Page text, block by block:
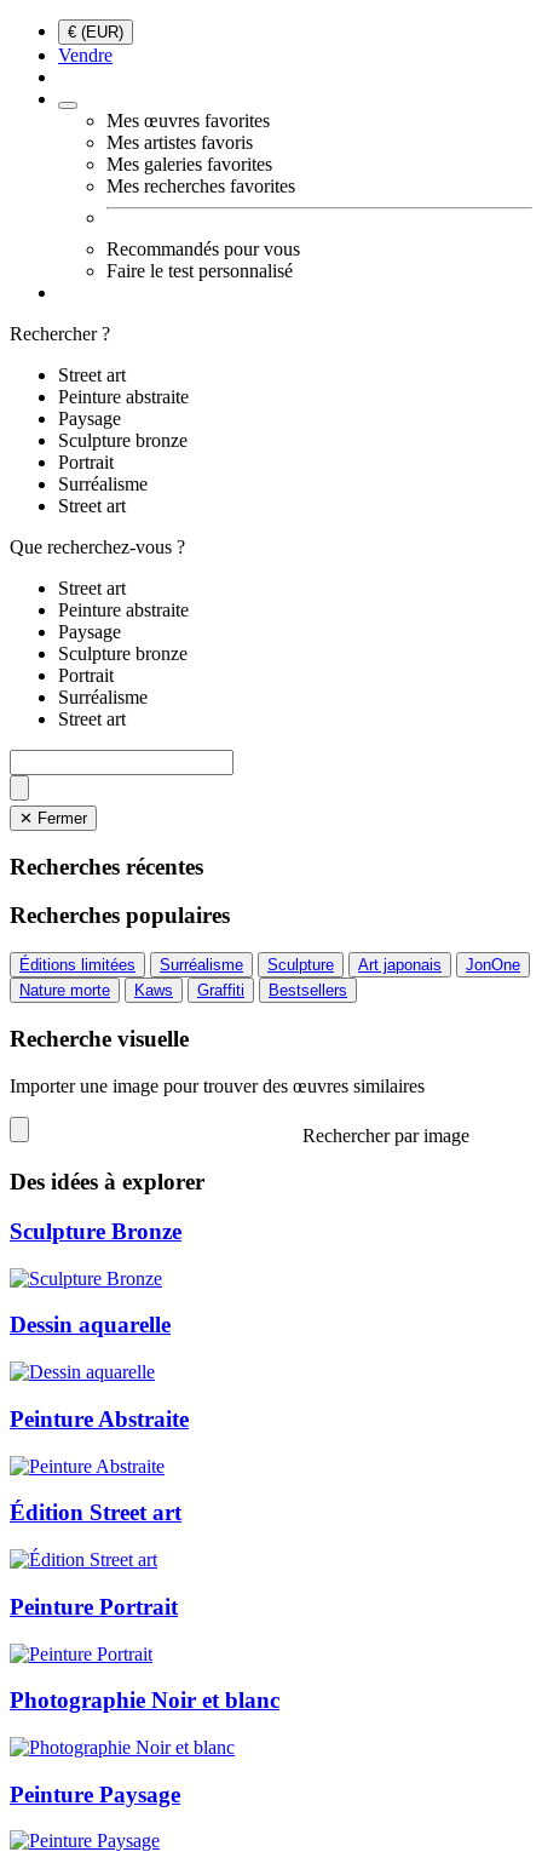
€ (EUR)
Vendre
Mes œuvres favorites
Mes artistes favoris
Mes galeries favorites
Mes recherches favorites
Recommandés pour vous
Faire le test personnalisé
Rechercher ?
Street art
Peinture abstraite
Paysage
Sculpture bronze
Portrait
Surréalisme
Street art
Que recherchez-vous ?
Street art
Peinture abstraite
Paysage
Sculpture bronze
Portrait
Surréalisme
Street art
✕ Fermer
Recherches récentes
Recherches populaires
Éditions limitées Surréalisme Sculpture Art japonais
JonOne
Nature morte
Kaws Graffiti Bestsellers
Recherche visuelle
Importer une image pour trouver des œuvres similaires
Rechercher par image
Des idées à explorer
Sculpture Bronze
Dessin aquarelle
Peinture Abstraite
Édition Street art
Peinture Portrait
Photographie Noir et blanc
Peinture Paysage